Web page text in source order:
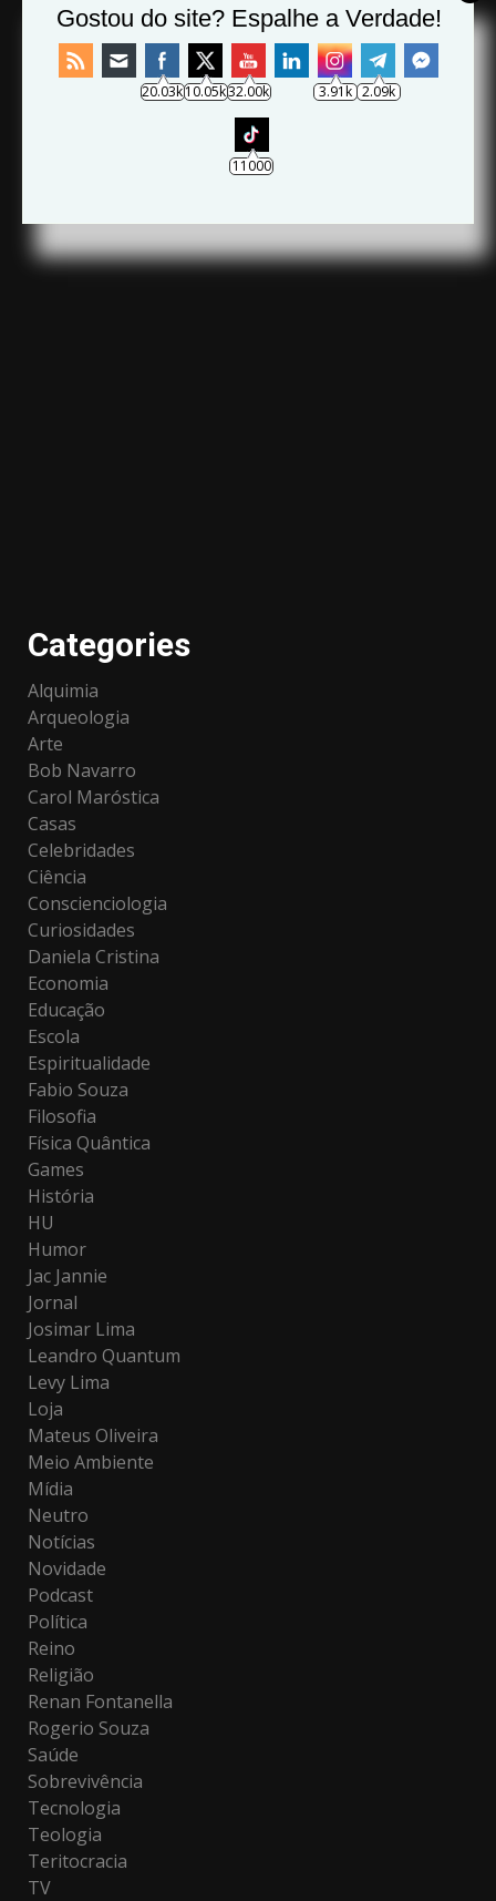
Archives
Categories
Alquimia
Arqueologia
Arte
Bob Navarro
Carol Maróstica
Casas
Celebridades
Ciência
Conscienciologia
Curiosidades
Daniela Cristina
Economia
Educação
Escola
Espiritualidade
Fabio Souza
Filosofia
Física Quântica
Games
História
HU
Humor
Jac Jannie
Jornal
Josimar Lima
Leandro Quantum
Levy Lima
Loja
Mateus Oliveira
Meio Ambiente
Mídia
Neutro
Notícias
Novidade
Podcast
Política
Reino
Religião
Renan Fontanella
Rogerio Souza
Saúde
Sobrevivência
Tecnologia
Teologia
Teritocracia
TV
Gostou do site? Espalhe a Verdade!
20.03k10.05k32.00k 3.91k 2.09k
11000